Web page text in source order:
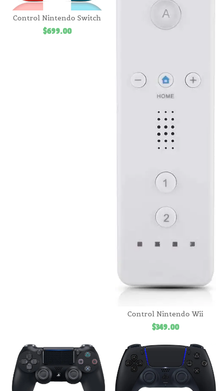
Control Nintendo Switch
$699.00
Control Nintendo Wii
$349.00